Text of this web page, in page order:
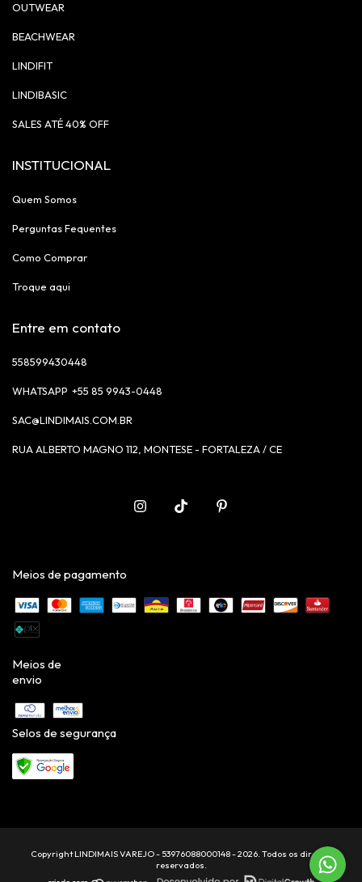
OUTWEAR
BEACHWEAR
LINDIFIT
LINDIBASIC
SALES ATÉ 40% OFF
INSTITUCIONAL
Quem Somos
Perguntas Fequentes
Como Comprar
Troque aqui
Entre em contato
558599430448
+55 85 9943-0448
SAC@LINDIMAIS.COM.BR
RUA ALBERTO MAGNO 112, MONTESE - FORTALEZA / CE
Meios de pagamento
Meios de
envio
Selos de segurança
Copyright LINDIMAIS VAREJO - 53976088000148 - 2026. Todos os direitos
reservados.